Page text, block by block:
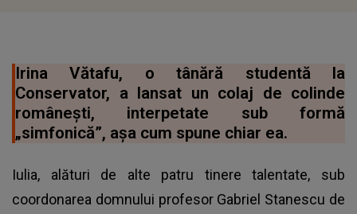
Irina Vătafu, o tânără studentă la
Conservator, a lansat un colaj de colinde
românești, interpetate sub formă
„simfonică”, așa cum spune chiar ea.
Iulia, alături de alte patru tinere talentate, sub
coordonarea domnului profesor Gabriel Stanescu de